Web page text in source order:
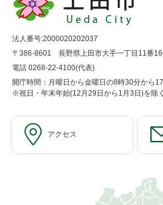
法人番号:2000020202037
〒386-8601 長野県上田市大手一丁目11番
電話 0268-22-4100(代表)
開庁時間：月曜日から金曜日の8時30分から
※祝日・年末年始(12月29日から1月3日)を除く
アクセス